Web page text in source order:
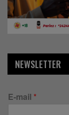
NEWSLETTER
E-mail *